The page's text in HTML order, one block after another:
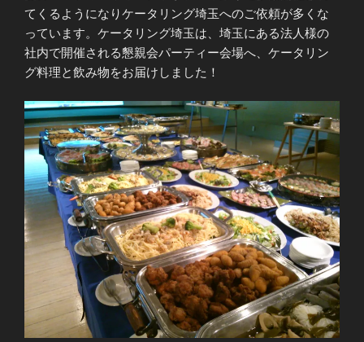
てくるようになりケータリング埼玉へのご依頼が多くな
っています。ケータリング埼玉は、埼玉にある法人様の
社内で開催される懇親会パーティー会場へ、ケータリン
グ料理と飲み物をお届けしました！